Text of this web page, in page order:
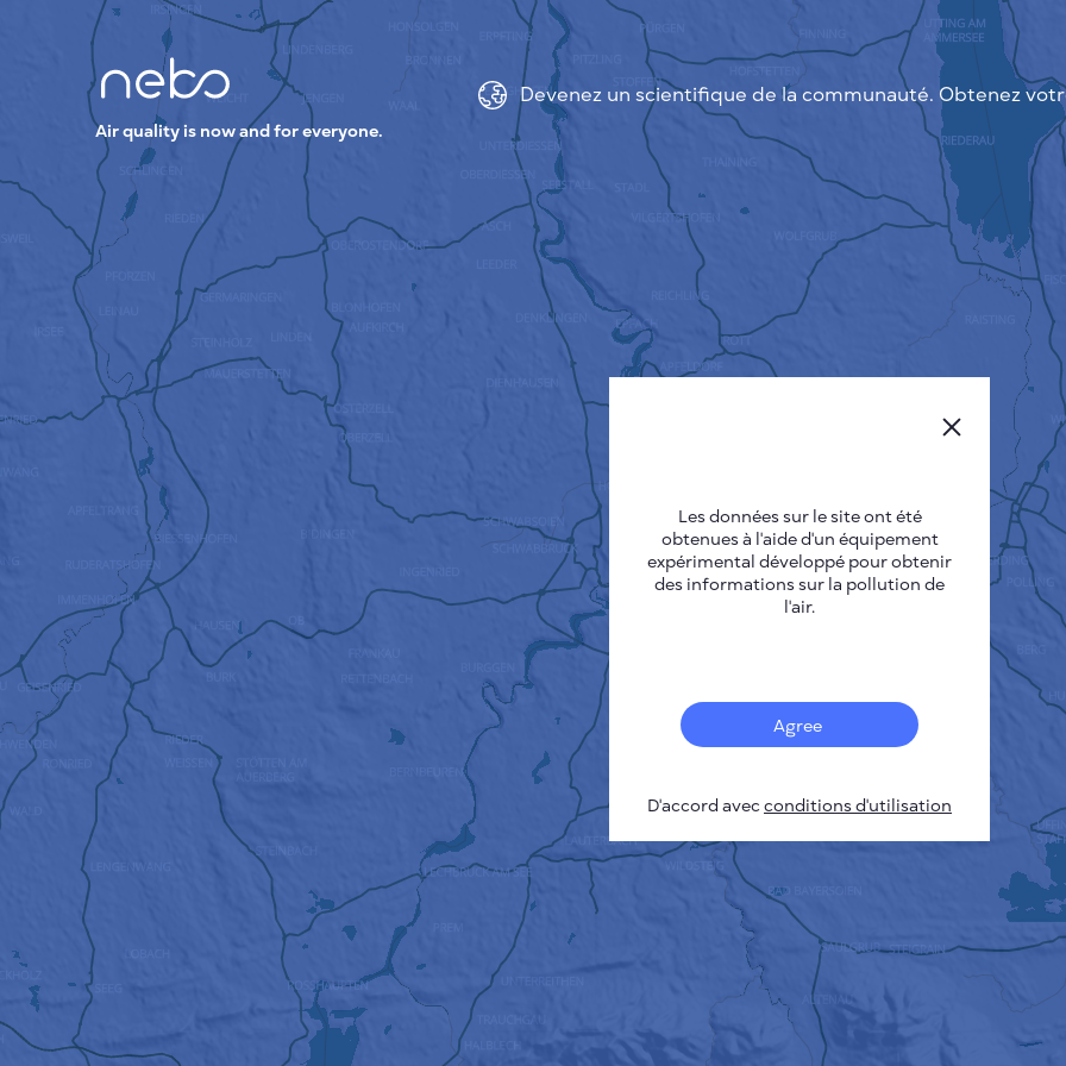
Air quality is now and for everyone.
Devenez un scientifique de la communauté. Obtenez
Les données sur le site ont été
obtenues à l'aide d'un équipement
expérimental développé pour obtenir
des informations sur la pollution de
l'air.
Agree
D'accord avecconditions d'utilisation